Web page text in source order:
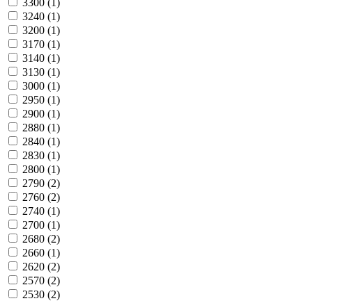
3240 (1)
3200 (1)
3170 (1)
3140 (1)
3130 (1)
3000 (1)
2950 (1)
2900 (1)
2880 (1)
2840 (1)
2830 (1)
2800 (1)
2790 (2)
2760 (2)
2740 (1)
2700 (1)
2680 (2)
2660 (1)
2620 (2)
2570 (2)
2530 (2)